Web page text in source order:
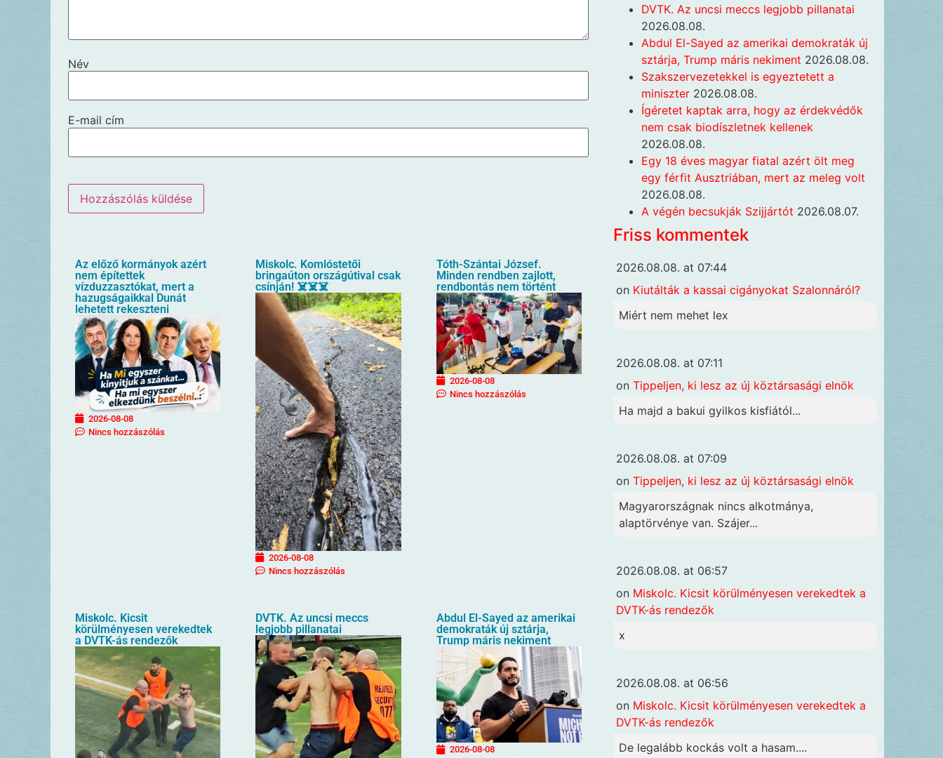
Név
E-mail cím
Az előző kormányok azért
nem építettek
vízduzzasztókat, mert a
hazugságaikkal Dunát
lehetett rekeszteni
2026-08-08
Nincs hozzászólás
Miskolc. Komlóstetői
bringaúton országútival csak
csínján! ☠️☠️☠️
2026-08-08
Nincs hozzászólás
Tóth-Szántai József.
Minden rendben zajlott,
rendbontás nem történt
2026-08-08
Nincs hozzászólás
Miskolc. Kicsit
körülményesen verekedtek
a DVTK-ás rendezők
DVTK. Az uncsi meccs
legjobb pillanatai
Abdul El-Sayed az amerikai
demokraták új sztárja,
Trump máris nekiment
2026-08-08
DVTK. Az uncsi meccs legjobb pillanatai
2026.08.08.
Abdul El-Sayed az amerikai demokraták új
sztárja, Trump máris nekiment 2026.08.08.
Szakszervezetekkel is egyeztetett a
miniszter 2026.08.08.
Ígéretet kaptak arra, hogy az érdekvédők
nem csak biodíszletnek kellenek
2026.08.08.
Egy 18 éves magyar fiatal azért ölt meg
egy férfit Ausztriában, mert az meleg volt
2026.08.08.
A végén becsukják Szijjártót 2026.08.07.
Friss kommentek
2026.08.08. at 07:44
on Kiutálták a kassai cigányokat Szalonnáról?
Miért nem mehet lex
2026.08.08. at 07:11
on Tippeljen, ki lesz az új köztársasági elnök
Ha majd a bakui gyilkos kisfiától...
2026.08.08. at 07:09
on Tippeljen, ki lesz az új köztársasági elnök
Magyarországnak nincs alkotmánya,
alaptörvénye van. Szájer...
2026.08.08. at 06:57
on Miskolc. Kicsit körülményesen verekedtek a
DVTK-ás rendezők
x
2026.08.08. at 06:56
on Miskolc. Kicsit körülményesen verekedtek a
DVTK-ás rendezők
De legalább kockás volt a hasam....